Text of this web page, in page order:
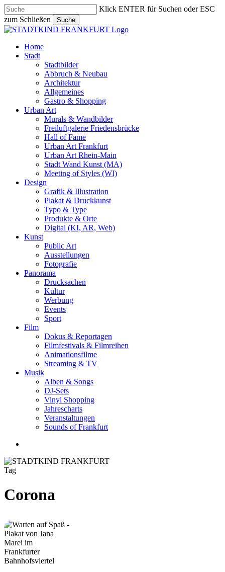
Skip
to
main
content
Klick ENTER für Suchen oder ESC
zum Schließen
Suche
Close
search
Menu
Home
Stadt
Stadtbilder
Abbruch & Neubau
Architektur
Allgemeines
Gastro & Shopping
Urban Art
Murals & Wandbilder
Freiluftgalerie Friedensbrücke
Hall of Fame
Urban Art Frankfurt
Urban Art Rhein-Main
Stadt Wand Kunst (MA)
Meeting of Styles (WI)
Design
Grafik & Illustration
Plakat & Druckkunst
Typo & Type
Produkte & Orte
Digital (KI, AR, Web)
Kunst
Public Art
Ausstellungen
Fotografie
Panorama
Drucksachen
Kultur
Werbung
Events
Sport
Film
Dokus & Reportagen
Filmfestivals & Filmreihen
Animationsfilme
Streaming & TV
Musik
Alben & Songs
DJ-Sets
Vinyl Shopping
Jahrescharts
Veranstaltungen
Sounds of Frankfurt
Tag
Corona